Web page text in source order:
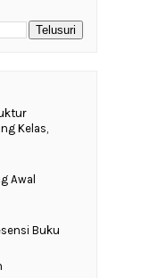
Kelas,
Awal
Buku